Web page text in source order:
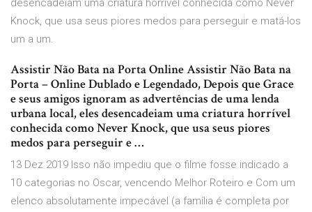
desencadeiam uma criatura horrível conhecida como Never
Knock, que usa seus piores medos para perseguir e matá-los
um a um.
Assistir Não Bata na Porta Online Assistir Não Bata na
Porta – Online Dublado e Legendado, Depois que Grace
e seus amigos ignoram as advertências de uma lenda
urbana local, eles desencadeiam uma criatura horrível
conhecida como Never Knock, que usa seus piores
medos para perseguir e …
13 Dez 2019 Isso não impediu que o filme fosse indicado a
10 categorias no Oscar, vencendo Melhor Roteiro e Com um
elenco absolutamente impecável (a família é completa por